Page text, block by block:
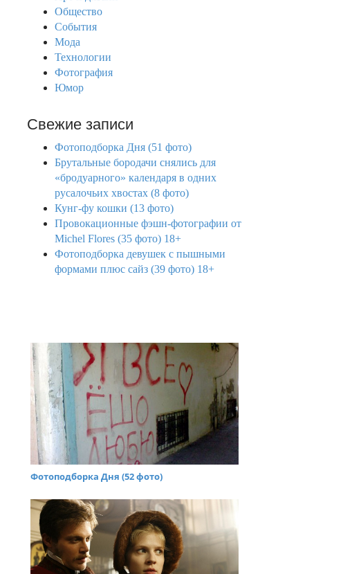
Общество
События
Мода
Технологии
Фотография
Юмор
Свежие записи
Фотоподборка Дня (51 фото)
Брутальные бородачи снялись для
«бродуарного» календаря в одних
русалочьих хвостах (8 фото)
Кунг-фу кошки (13 фото)
Провокационные фэшн-фотографии от
Michel Flores (35 фото) 18+
Фотоподборка девушек с пышными
формами плюс сайз (39 фото) 18+
Фотоподборка Дня (52 фото)